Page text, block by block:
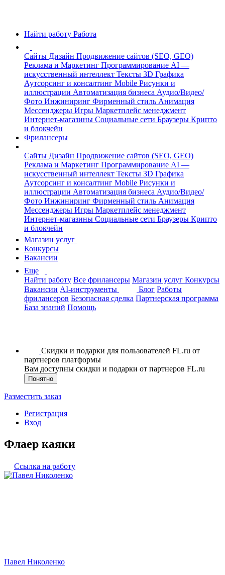
Найти работу Работа
Сайты Дизайн Продвижение сайтов (SEO, GEO)
Реклама и Маркетинг Программирование AI —
искусственный интеллект Тексты 3D Графика
Аутсорсинг и консалтинг Mobile Рисунки и
иллюстрации Автоматизация бизнеса Аудио/Видео/
Фото Инжиниринг Фирменный стиль Анимация
Мессенджеры Игры Маркетплейс менеджмент
Интернет-магазины Социальные сети Браузеры Крипто
и блокчейн
Фрилансеры
Сайты Дизайн Продвижение сайтов (SEO, GEO)
Реклама и Маркетинг Программирование AI —
искусственный интеллект Тексты 3D Графика
Аутсорсинг и консалтинг Mobile Рисунки и
иллюстрации Автоматизация бизнеса Аудио/Видео/
Фото Инжиниринг Фирменный стиль Анимация
Мессенджеры Игры Маркетплейс менеджмент
Интернет-магазины Социальные сети Браузеры Крипто
и блокчейн
Магазин услуг
Конкурсы
Вакансии
Еще
Найти работу Все фрилансеры Магазин услуг Конкурсы
Вакансии AI-инструменты Блог Работы
фрилансеров Безопасная сделка Партнерская программа
База знаний Помощь
Скидки и подарки для пользователей FL.ru от
партнеров платформы
Вам доступны скидки и подарки от партнеров FL.ru
Понятно
Разместить заказ
Регистрация
Вход
Флаер каяки
Ссылка на работу
Павел Николенко